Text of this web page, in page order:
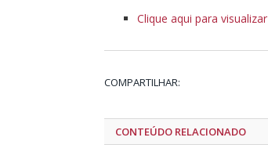
Clique aqui para visualizar
COMPARTILHAR:
CONTEÚDO RELACIONADO